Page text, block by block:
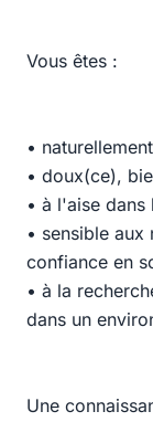
Vous êtes :
•
• doux(ce),
• à l'aise
• sensible
confiance en
• à la
dans un
Une